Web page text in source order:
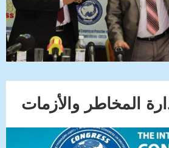
المخاطر والأزمات